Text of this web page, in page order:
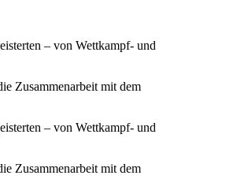
– von Wettkampf- und
Zusammenarbeit mit dem
– von Wettkampf- und
Zusammenarbeit mit dem